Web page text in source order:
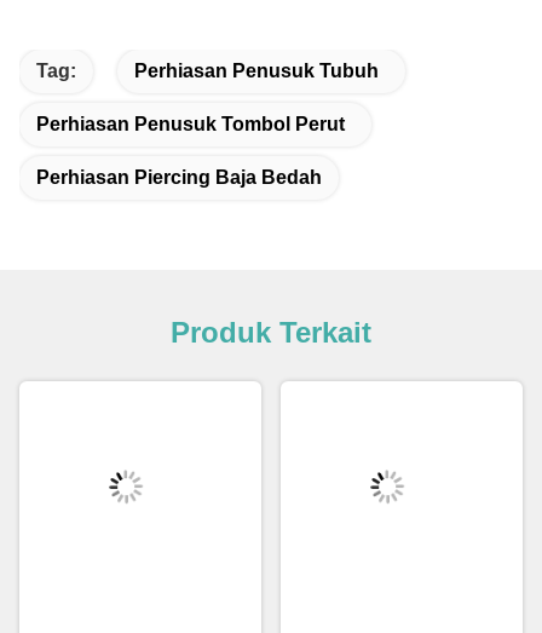
Tag: Perhiasan Penusuk Tubuh
Perhiasan Penusuk Tombol Perut
Perhiasan Piercing Baja Bedah
Produk Terkait